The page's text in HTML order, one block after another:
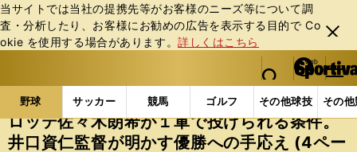
当サイトでは当社の提携先等がお客様のニーズ等について調
査・分析したり、お客様にお勧めの広告を表⽰する⽬的で Co
okie を使⽤する場合があります。詳しくはこちら
閉じ
る
web Sportiva (webスポルティーバ)
検索
マイペ
ー
ジ
メニュ
野球 サッカー 競馬 ゴルフ その他球技 その
b
ス
ポ
ル
野球の記事一覧 プロ野球 ロッテ佐々木朗希が１軍
ロッテ佐々木朗希が１軍で投げられる条件。
井口資仁監督が明かす優勝への手応え (4ペー